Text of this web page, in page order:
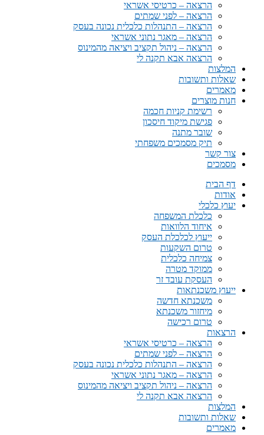
הרצאה – כרטיסי אשראי
הרצאה – לפני שמתים
הרצאה – התנהלות כלכלית נכונה בעסק
הרצאה – מאגר נתוני אשראי
הרצאה – ניהול תקציב ויציאה מהמינוס
הרצאה אבא תקנה לי
המלצות
שאלות ותשובות
מאמרים
חנות מוצרים
רשימת קניות חכמה
פגישת מיקוד חיסכון
שובר מתנה
תיק מסמכים משפחתי
צור קשר
מסמכים
דף הבית
אודות
יעוץ כלכלי
כלכלת המשפחה
איחוד הלוואות
ייעוץ לכלכלת העסק
טרום השקעות
צמיחה כלכלית
ממוקד מטרה
העסקת עובד זר
ייעוץ משכנתאות
משכנתא חדשה
מיחזור משכנתא
טרום רכישה
הרצאות
הרצאה – כרטיסי אשראי
הרצאה – לפני שמתים
הרצאה – התנהלות כלכלית נכונה בעסק
הרצאה – מאגר נתוני אשראי
הרצאה – ניהול תקציב ויציאה מהמינוס
הרצאה אבא תקנה לי
המלצות
שאלות ותשובות
מאמרים